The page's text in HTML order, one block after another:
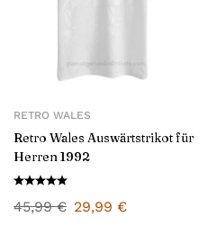
RETRO WALES
Retro Wales Auswärtstrikot für
Herren 1992
45,99€ 29,99 €